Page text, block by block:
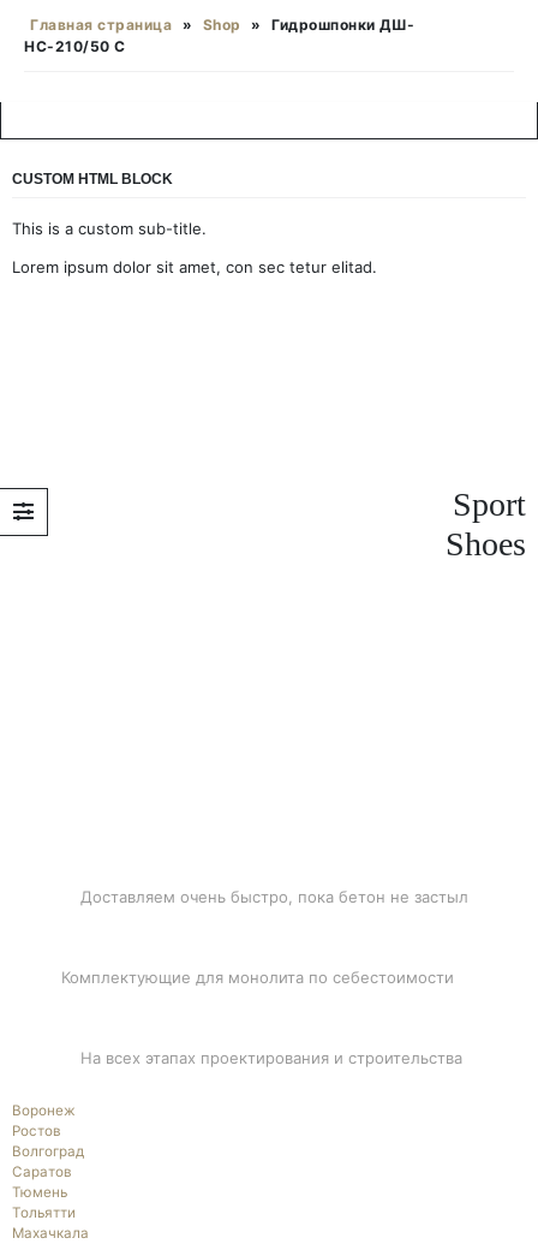
Главная страница » Shop »
Гидрошпонки ДШ-
НС-210/50 С
CUSTOM HTML BLOCK
This is a custom sub-title.
Lorem ipsum dolor sit amet, con sec tetur elitad.
Sport
Shoes
Доставляем очень быстро, пока бетон не застыл
Комплектующие для монолита по себестоимости
На всех этапах проектирования и строительства
Воронеж
Ростов
Волгоград
Саратов
Тюмень
Тольятти
Махачкала